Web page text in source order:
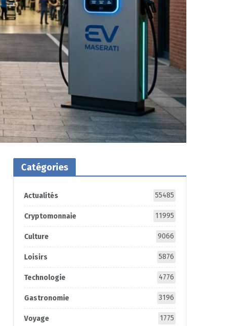
Catégories
Actualités 55485
Cryptomonnaie 11995
Culture 9066
Loisirs 5876
Technologie 4776
Gastronomie 3196
Voyage 1775